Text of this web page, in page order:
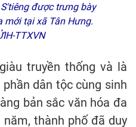
được trưng bày
mới tại xã Tân Hưng.
TTXVN
truyền thống và là
dân tộc cùng sinh
bản sắc văn hóa đa
năm, thành phố đã duy